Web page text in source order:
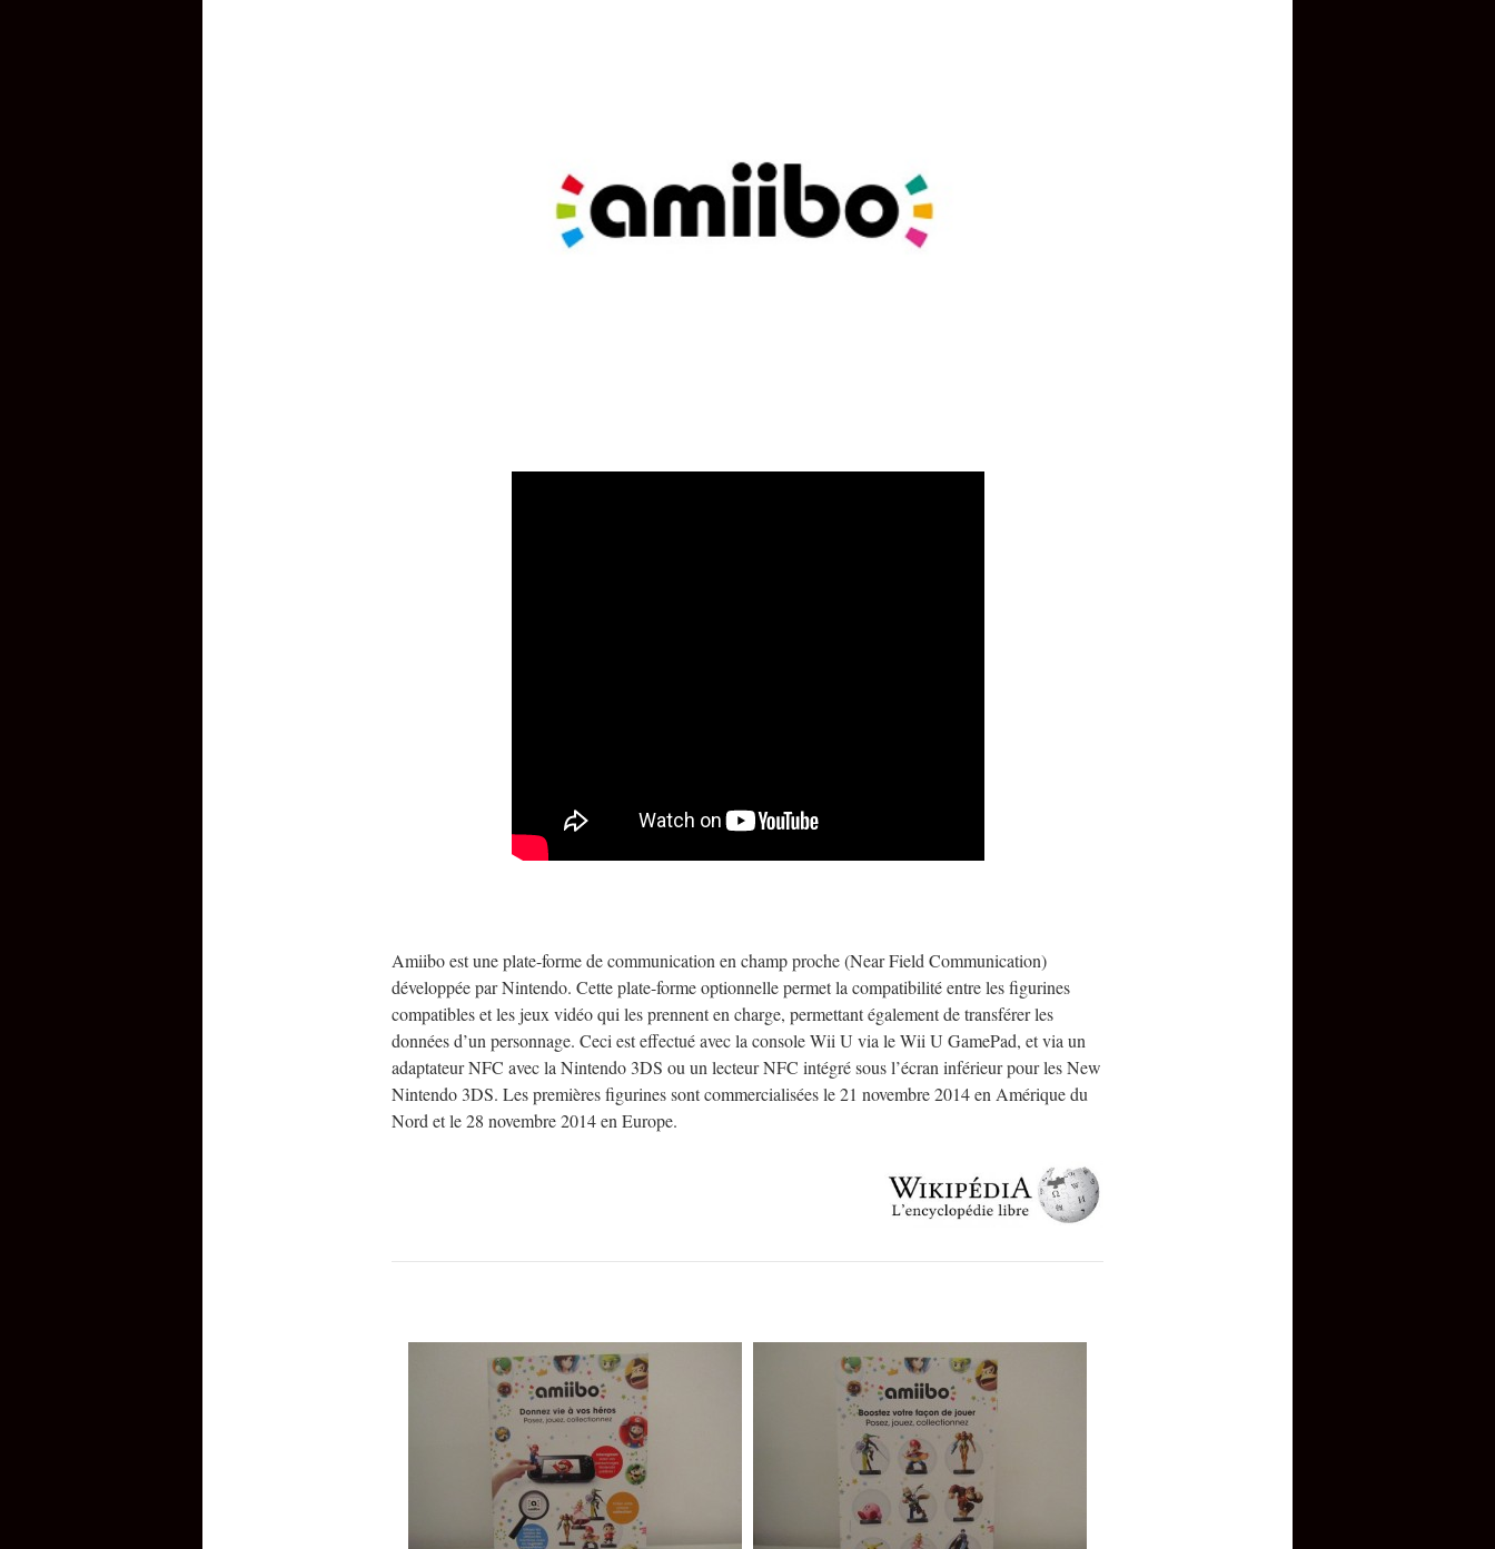
Amiibo est une plate-forme de communication en champ proche (Near Field Communication)
développée par Nintendo. Cette plate-forme optionnelle permet la compatibilité entre les figurines
compatibles et les jeux vidéo qui les prennent en charge, permettant également de transférer les
données d’un personnage. Ceci est effectué avec la console Wii U via le Wii U GamePad, et via un
adaptateur NFC avec la Nintendo 3DS ou un lecteur NFC intégré sous l’écran inférieur pour les New
Nintendo 3DS. Les premières figurines sont commercialisées le 21 novembre 2014 en Amérique du
Nord et le 28 novembre 2014 en Europe.